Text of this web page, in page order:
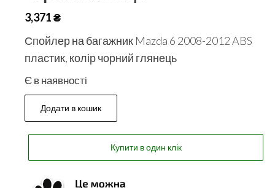
3,371₴
Спойлер на багажник Mazda 6 2008-2012 ABS
пластик, колір чорний глянець
Є в наявності
Додати в кошик
Купити в один клік